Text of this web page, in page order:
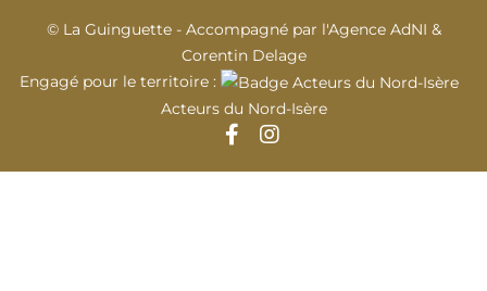
© La Guinguette - Accompagné par l'Agence AdNI &
Corentin Delage
Engagé pour le territoire :
Acteurs du Nord-Isère